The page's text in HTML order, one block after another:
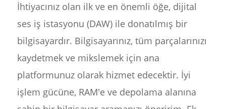
İhtiyacınız olan ilk ve en önemli öğe, dijital
ses iş istasyonu (DAW) ile donatılmış bir
bilgisayardır. Bilgisayarınız, tüm parçalarınızı
kaydetmek ve mikslemek için ana
platformunuz olarak hizmet edecektir. İyi
işlem gücüne, RAM'e ve depolama alanına